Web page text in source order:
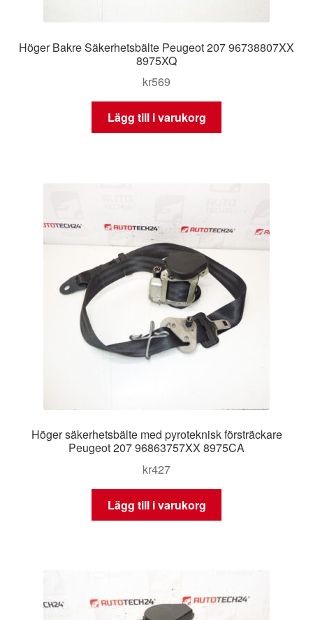
Höger Bakre Säkerhetsbälte Peugeot 207 96738807XX
8975XQ
kr569
Lägg till i varukorg
Höger säkerhetsbälte med pyroteknisk försträckare
Peugeot 207 96863757XX 8975CA
kr427
Lägg till i varukorg